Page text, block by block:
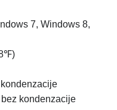
7, Windows 8,
kondenzacije